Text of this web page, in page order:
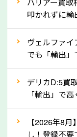
定を行い高価買
ってきます！
自動車税の還付
月割りで返還さ
還付金は早めに
な車は早めに廃
ハリアー買取
叩かれずに
ヴェルファイ
でも「輸出
デリカD:5買
「輸出」で
【2026年8
し！登録不